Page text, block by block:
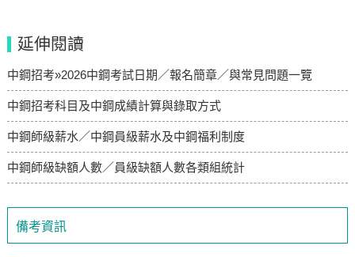
備考資訊
延伸閱讀
中鋼招考»2026中鋼考試日期／報名簡章／與常見問題一覽
中鋼招考科目及中鋼成績計算與錄取方式
中鋼師級薪水／中鋼員級薪水及中鋼福利制度
中鋼師級缺額人數／員級缺額人數各類組統計